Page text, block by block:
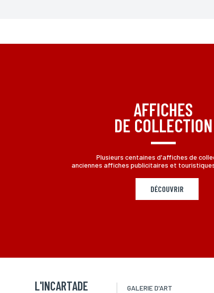
AFFICHES
DE COLLECTION
Plusieurs centaines d'affiches de
anciennes affiches publicitaires et
DÉCOUVRIR
L'INCARTADE GALERIE D'ART